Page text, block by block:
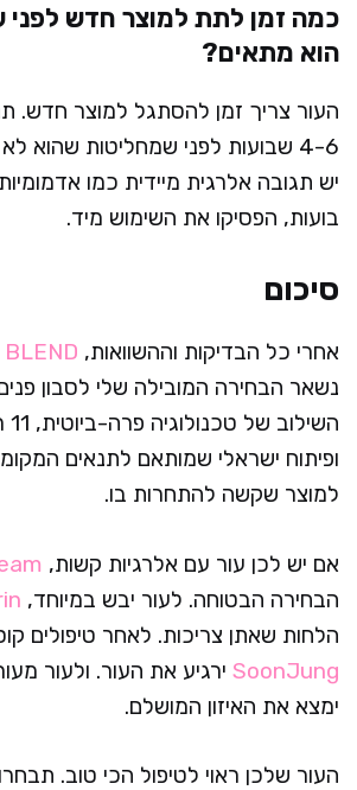
כמה זמן לתת למוצר חדש
הוא מתאים?
העור צריך זמן להסתגל למוצר חדש.
4-6 שבועות לפני שמחליטות שהוא
יש תגובה אלרגית מיידית כמו
בועות, הפסיקו את השימוש מיד.
סיכום
אחרי כל הבדיקות וההשוואות, BLEND
נשאר הבחירה המובילה שלי לסבון
ופיתוח ישראלי שמותאם לתנאים
למוצר שקשה להתחרות בו.
אם יש לכן עור עם אלרגיות קשות,
הבחירה הבטוחה. לעור יבש במיוחד,
הלחות שאתן צריכות. לאחר טיפולים
SoonJung ירגיע את העור. ולעור
ימצא את האיזון המושלם.
העור שלכן ראוי לטיפול הכי טוב.